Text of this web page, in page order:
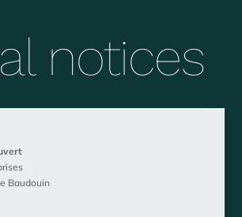
notices
Baudouin